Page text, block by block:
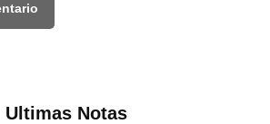
Ultimas Notas